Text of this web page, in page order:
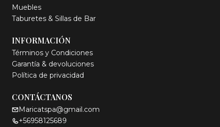
Muebles
Taburetes & Sillas de Bar
INFORMACIÓN
Términos y Condiciones
Garantía & devoluciones
Política de privacidad
CONTÁCTANOS
Maricatspa@gmail.com
+56958125689